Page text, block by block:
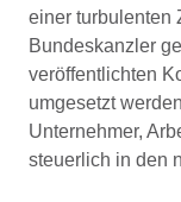
einer turbulenten
Bundeskanzler
veröffentlichten
umgesetzt
Unternehmer,
steuerlich in den